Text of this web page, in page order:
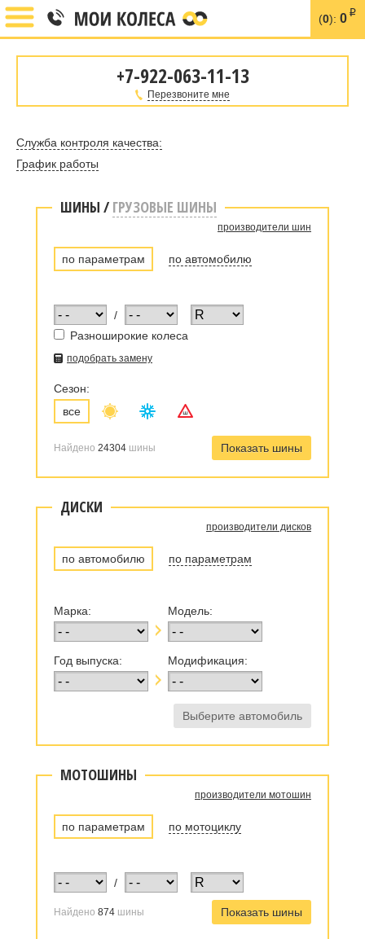
(0): 0 i
+7-922-063-11-13
Перезвоните мне
Служба контроля качества:
График работы
ШИНЫ / ГРУЗОВЫЕ ШИНЫ
производители шин
по параметрам по автомобилю
/
Разноширокие колеса
подобрать замену
Сезон:
все
Найдено 24304 шины
ДИСКИ
производители дисков
по автомобилю по параметрам
Марка: Модель:
Год выпуска: Модификация:
МОТОШИНЫ
производители мотошин
по параметрам по мотоциклу
/
Найдено 874 шины